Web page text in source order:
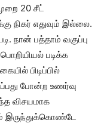
20 சீட்
நிகர் எதுவும் இல்லை.
நான் பத்தாம் வகுப்பு
படிக்க
பிடிப்பில்
போன்ற உணர்வு
விசயமாக
இருந்துக்கொண்டே